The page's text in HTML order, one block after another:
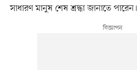
সাধারণ মানুষ শেষ শ্রদ্ধা জানাতে পারেন।